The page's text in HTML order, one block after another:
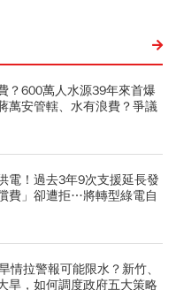
？600萬人水源39年來首爆
萬安管轄、水有浪費？爭議
電！過去3年9次支援延長發
費」卻遭拒…將轉型綠電自
情拉警報可能限水？新竹、
旱，如何調度政府五大策略